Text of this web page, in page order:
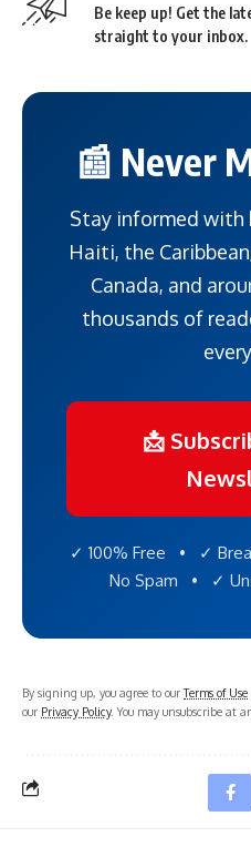
Be keep up! Get the
straight to your inbox.
📰 Never
Stay informed with
Haiti, the
Canada, and
thousands of
📩
✓ 100% Free • ✓
No Spam • ✓
By signing up, you agree to ourTerms of Use
our Privacy Policy. You may unsubscribe at